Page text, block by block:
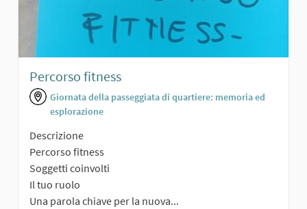
Percorso fitness
Giornata della passeggiata di quartiere: memoria ed
esplorazione
Descrizione
Percorso fitness
Soggetti coinvolti
Il tuo ruolo
Una parola chiave per la nuova...